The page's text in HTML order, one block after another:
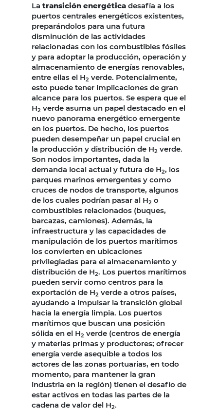
La transición energética desafía a los
puertos centrales energéticos existentes,
preparándolos para una futura
disminución de las actividades
relacionadas con los combustibles fósiles
y para adoptar la producción, operación y
almacenamiento de energías renovables,
entre ellas el H2 verde. Potencialmente,
esto puede tener implicaciones de gran
alcance para los puertos. Se espera que el
H2 verde asuma un papel destacado en el
nuevo panorama energético emergente
en los puertos. De hecho, los puertos
pueden desempeñar un papel crucial en
la producción y distribución de H2 verde.
Son nodos importantes, dada la
demanda local actual y futura de H2, los
parques marinos emergentes y como
cruces de nodos de transporte, algunos
de los cuales podrían pasar al H2 o
combustibles relacionados (buques,
barcazas, camiones). Además, la
infraestructura y las capacidades de
manipulación de los puertos marítimos
los convierten en ubicaciones
privilegiadas para el almacenamiento y
distribución de H2. Los puertos marítimos
pueden servir como centros para la
exportación de H2 verde a otros países,
ayudando a impulsar la transición global
hacia la energía limpia. Los puertos
marítimos que buscan una posición
sólida en el H2 verde (centros de energía
y materias primas y productores; ofrecer
energía verde asequible a todos los
actores de las zonas portuarias, en todo
momento, para mantener la gran
industria en la región) tienen el desafío de
estar activos en todas las partes de la
cadena de valor del H2.